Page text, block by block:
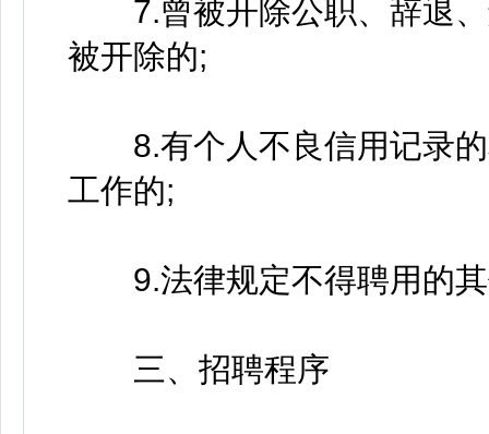
7.曾被开除公职、辞退、
被开除的;
8.有个人不良信用记录的
工作的;
9.法律规定不得聘用的其
三、招聘程序